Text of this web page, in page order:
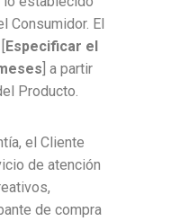
Consumidor. El
Especificar el
] a partir
Producto.
el Cliente
de atención
de compra